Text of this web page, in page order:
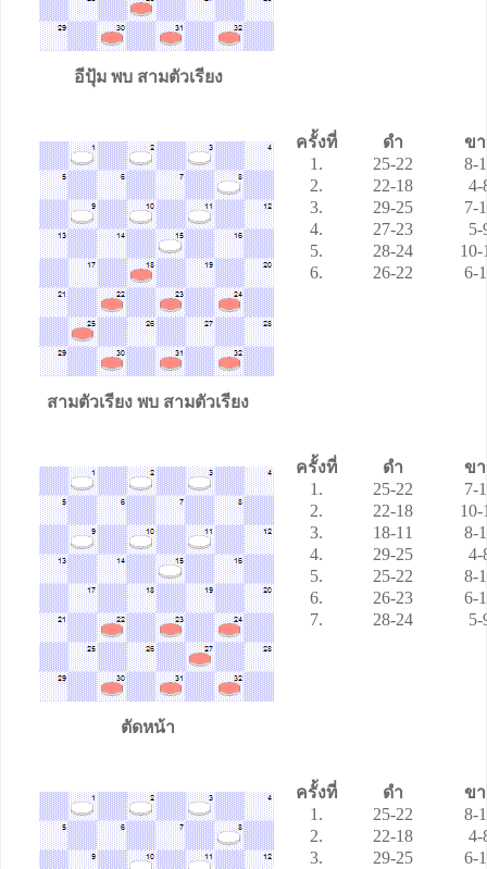
อีปุ้มพบ สามตัวเรียง
ครั้งที่
1.
2.
3.
4.
5.
6.
ดำ
25-22
22-18
29-25
27-23
28-24
26-22
ข
8-
4-
7-
5-
10-
6-
สามตัวเรียง พบ สามตัวเรียง
ครั้งที่
1.
2.
3.
4.
5.
6.
7.
ดำ
25-22
22-18
18-11
29-25
25-22
26-23
28-24
ข
7-
10-
8-
4-
8-
6-
5-
ตัดหน้า
ครั้งที่
1.
2.
3.
ดำ
25-22
22-18
29-25
ข
8-
4-
6-